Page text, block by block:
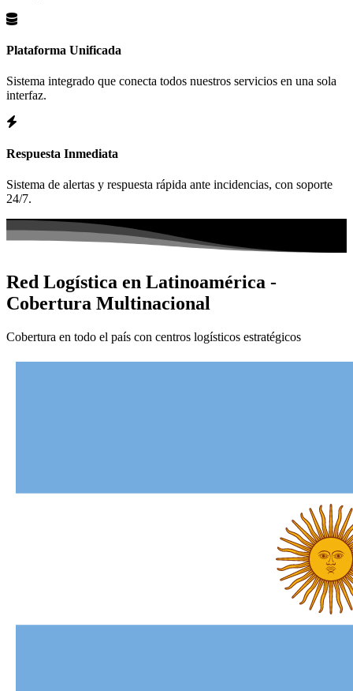
Plataforma Unificada
Sistema integrado que conecta todos nuestros servicios en una sola
interfaz.
Respuesta Inmediata
Sistema de alertas y respuesta rápida ante incidencias, con soporte
24/7.
Red Logística en Latinoamérica -
Cobertura Multinacional
Cobertura en todo el país con centros logísticos estratégicos